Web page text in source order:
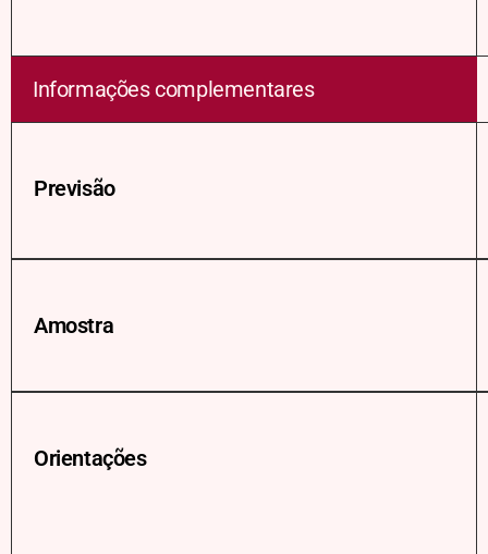
Informações complementares
Previsão
Amostra
Orientações